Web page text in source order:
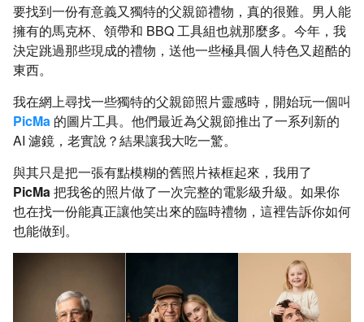
要找到一份有意義又獨特的父親節禮物，真的很難。男人能
擁有的馬克杯、領帶和 BBQ 工具組也就那麼多。今年，我
決定跳過那些現成的禮物，送他一些極具個人特色又超酷的
東西。
我在網上尋找一些獨特的父親節照片靈感時，開始玩一個叫
PicMa 的圖片工具。他們最近為父親節推出了一系列新的
AI 濾鏡，老實說？結果讓我大吃一驚。
與其只是把一張有點模糊的舊照片裱框起來，我用了
PicMa 把我爸的照片做了一次完整的電影級升級。如果你
也在找一份能真正讓他笑出來的臨時禮物，這裡告訴你如何
也能做到。